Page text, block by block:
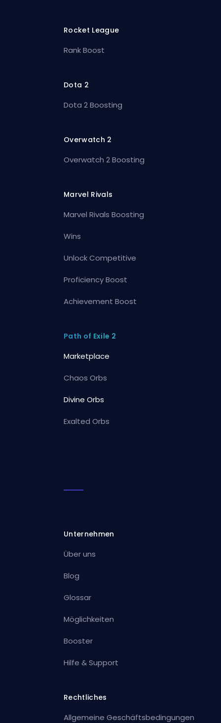
Rocket League
Rank Boost
Dota 2
Dota 2 Boosting
Overwatch 2
Overwatch 2 Boosting
Marvel Rivals
Marvel Rivals Boosting
Wins
Unlock Competitive
Proficiency Boost
Achievement Boost
Path of Exile 2
Marketplace
Chaos Orbs
Divine Orbs
Exalted Orbs
Unternehmen
Über uns
Blog
Glossar
Möglichkeiten
Booster
Hilfe & Support
Rechtliches
Allgemeine Geschäftsbedingungen